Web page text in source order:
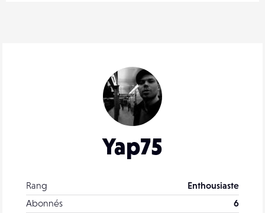
Yap75
Rang
Enthousiaste
Abonnés
6